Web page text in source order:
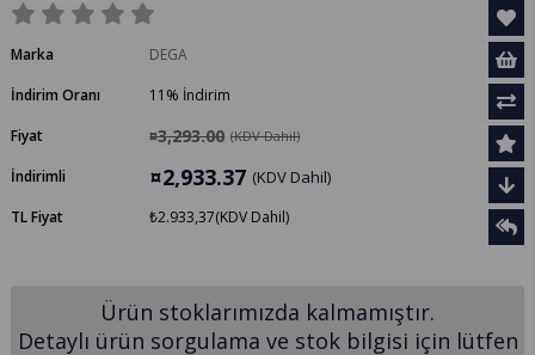
Marka
DEGA
İndirim Oranı
%
11
İndirim
Fiyat
¤3,293.00 (KDV Dahil)
İndirimli ¤2,933.37 (KDV Dahil)
TL Fiyat ₺2.933,37(KDV Dahil)
Ürün stoklarımızda kalmamıştır.
Detaylı ürün sorgulama ve stok bilgisi için lütfen